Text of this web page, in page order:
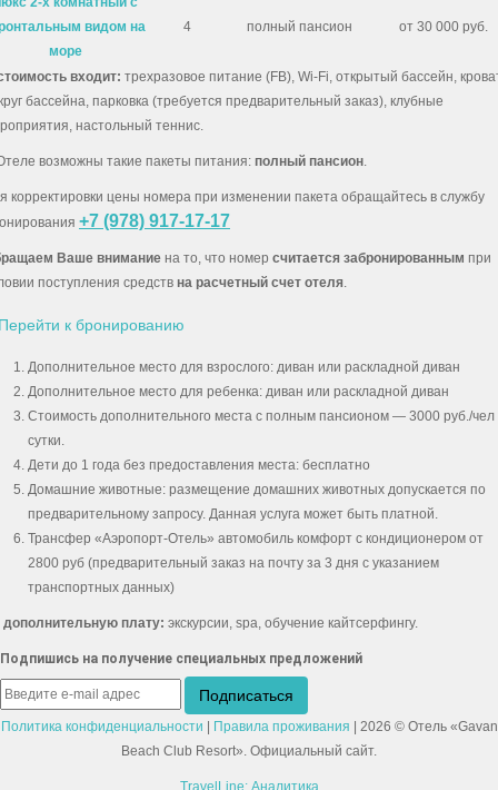
видом на
море
4 полный пансион от 30 000 руб.
входит: трехразовое питание (FB), Wi-Fi, открытый бассейн,
бассейна, парковка (требуется предварительный заказ), клубные
настольный теннис.
возможны такие пакеты питания: полный пансион
корректировки цены номера при изменении пакета обращайтесь в службу
+7 (978) 917-17-17
Ваше внимание на то, что номер считается забронированным при
поступления средств на расчетный счет отеля
к бронированию
Дополнительное место для взрослого: диван или раскладной диван
Дополнительное место для ребенка: диван или раскладной диван
Стоимость дополнительного места с полным пансионом — 3000 руб./чел
сутки.
Дети до 1 года без предоставления места: бесплатно
Домашние животные: размещение домашних животных допускается по
предварительному запросу. Данная услуга может быть платной.
Трансфер «Аэропорт-Отель» автомобиль комфорт с кондиционером от
2800 руб (предварительный заказ на почту за 3 дня с указанием
транспортных данных)
дополнительную плату: экскурсии, spa, обучение кайтсерфингу.
Подпишись на получение специальных предложений
Политика конфиденциальности | Правила проживания | 2026 © Отель «Gavan
Beach Club Resort». Официальный сайт.
TravelLine: Аналитика